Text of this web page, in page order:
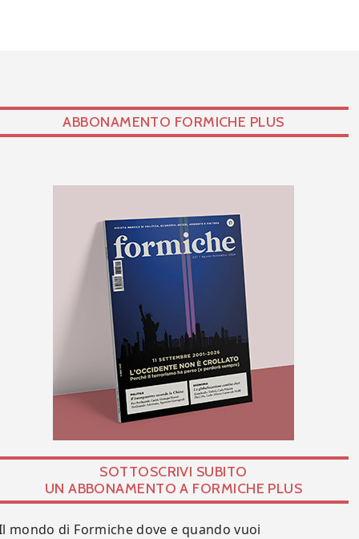
ABBONAMENTO FORMICHE PLUS
SOTTOSCRIVI SUBITO
UN ABBONAMENTO A FORMICHE PLUS
mondo di Formiche dove e quando vuoi